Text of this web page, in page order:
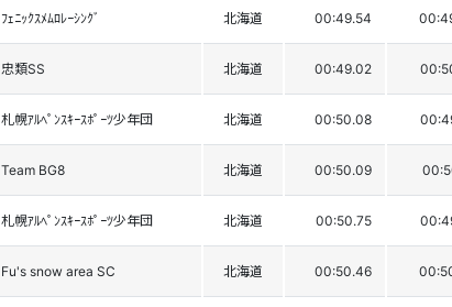
ﾌｪﾆｯｸｽﾒﾑﾛﾚｰｼﾝｸﾞ 北海道 00:49.54
忠類SS 北海道 00:49.02
札幌ｱﾙﾍﾟﾝｽｷｰｽﾎﾟｰﾂ少年団 北海道 00:50.08
Team BG8 北海道 00:50.09
札幌ｱﾙﾍﾟﾝｽｷｰｽﾎﾟｰﾂ少年団 北海道 00:50.75
Fu's snow area SC 北海道 00:50.46